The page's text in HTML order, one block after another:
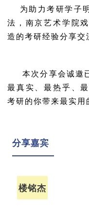
为助力考研学子
法，南京艺术学院
造的考研经验分享交
本次分享会诚邀
最真实、最热乎、
考研的你带来最实用
分享嘉宾
楼铭杰